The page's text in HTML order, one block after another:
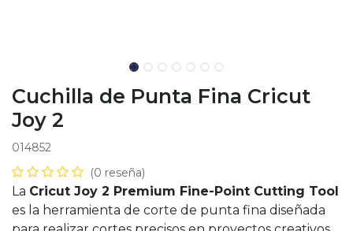
Cuchilla de Punta Fina Cricut
Joy 2
014852
(0 reseña)
La Cricut Joy 2 Premium Fine-Point Cutting Tool
es la herramienta de corte de punta fina diseñada